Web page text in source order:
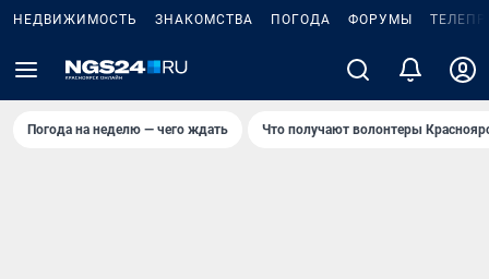
НЕДВИЖИМОСТЬ ЗНАКОМСТВА ПОГОДА ФОРУМЫ
Погода на неделю — чего ждать Что получают волонтеры